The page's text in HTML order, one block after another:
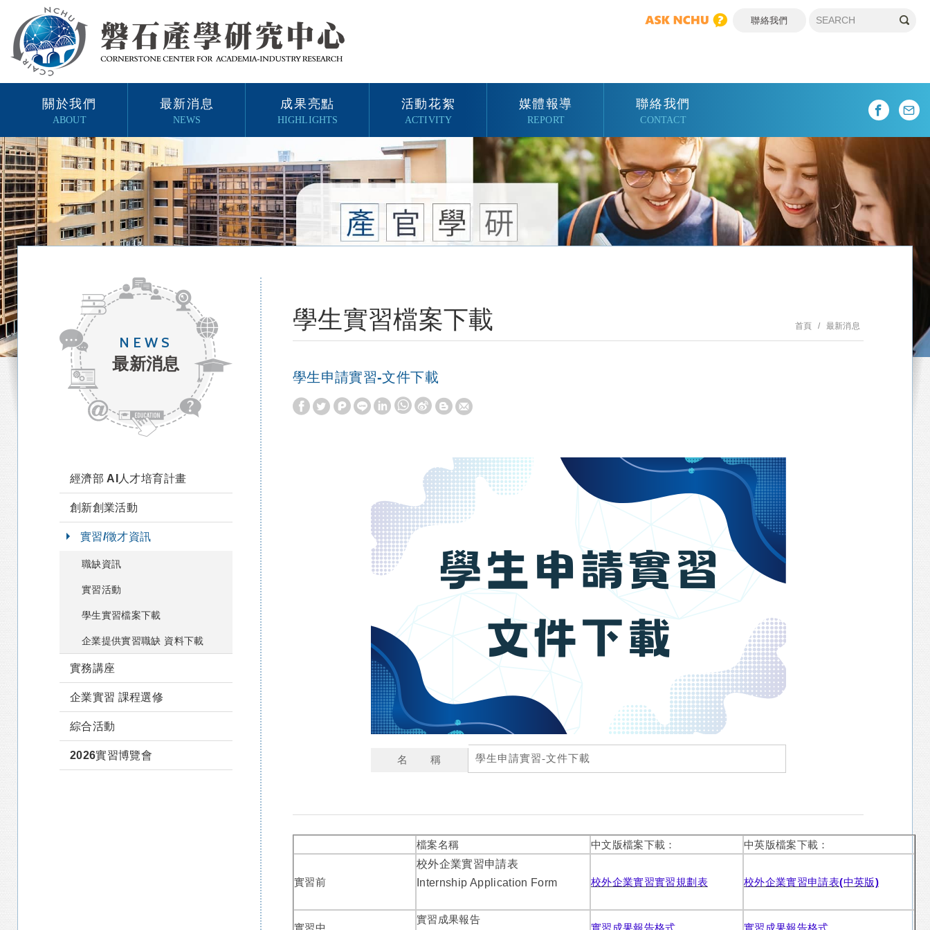
聯絡我們
關於我們
ABOUT
最新消息
NEWS
成果亮點
HIGHLIGHTS
活動花絮
ACTIVITY
媒體報導
REPORT
聯絡我們
CONTACT
NEWS
最新消息
經濟部 AI人才培育計畫
創新創業活動
實習/徵才資訊
職缺資訊
實習活動
學生實習檔案下載
企業提供實習職缺 資料下載
實務講座
企業實習 課程選修
綜合活動
2026實習博覽會
學生實習檔案下載 首頁 最新消息
學生申請實習-文件下載
s
A
p
p
W
e
名 稱 學生申請實習-文件下載
檔案名稱 中文版檔案下載： 中英版檔案下載：
實習前
校外企業實習申請表
Internship Application Form
校外企業實習實習規劃表 校外企業實習申請表(中英版)
實習中
實習成果報告
實習成果報告格式 實習成果報告格式